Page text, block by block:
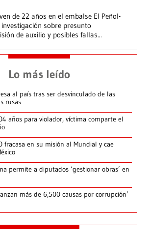
de 22 años en el embalse El Peñol-
sobre presunto
de auxilio y posibles fallas...
Lo más leído
al país tras ser desvinculado de las
rusas
años para violador, víctima comparte el
fracasa en su misión al Mundial y cae
permite a diputados ‘gestionar obras’ en
más de 6,500 causas por corrupción’